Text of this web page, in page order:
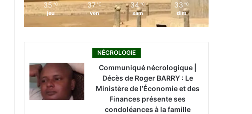
35 ℃
jeu
37 ℃
ven
34 ℃
sam
33 ℃
dim
NÉCROLOGIE
Communiqué nécrologique |
Décès de Roger BARRY : Le
Ministère de l’Économie et des
Finances présente ses
condoléances à la famille